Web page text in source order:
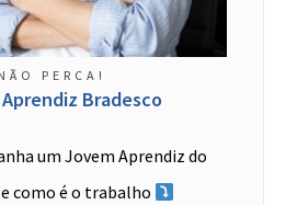
PERCA!
Bradesco
um Jovem Aprendiz do
como é o trabalho